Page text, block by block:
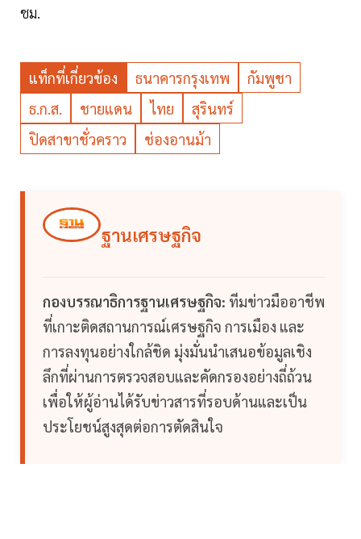
ชม.
แท็กที่เกี่ยวข้อง ธนาคารกรุงเทพ
กัมพูชา
ธ.ก.ส.
ชายแดน ไทย
สุรินทร์
ปิดสาขาชั่วคราว
ช่องอานม้า
ฐานเศรษฐกิจ
กองบรรณาธิการฐานเศรษฐกิจ: ทีมข่าวมืออาชีพ
ที่เกาะติดสถานการณ์เศรษฐกิจ การเมือง และ
การลงทุนอย่างใกล้ชิด มุ่งมั่นนำเสนอข้อมูลเชิง
ลึกที่ผ่านการตรวจสอบและคัดกรองอย่างถี่ถ้วน
เพื่อให้ผู้อ่านได้รับข่าวสารที่รอบด้านและเป็น
ประโยชน์สูงสุดต่อการตัดสินใจ